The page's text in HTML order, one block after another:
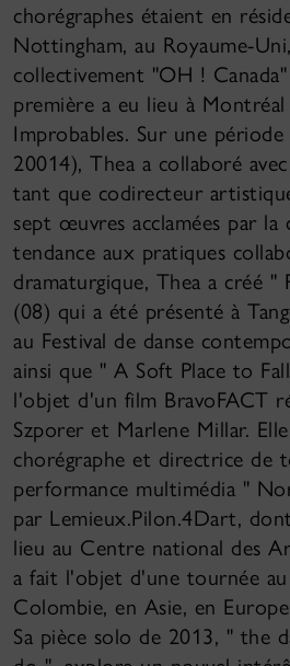
chorégraphes étaient en
Nottingham, au Royaume-
collectivement "OH !
première a eu lieu à Montréal
Improbables. Sur une
20014), Thea a collaboré
tant que codirecteur
sept œuvres acclamées par
tendance aux pratiques
dramaturgique, Thea a créé "
(08) qui a été présenté à
au Festival de danse
ainsi que " A Soft Place to
l'objet d'un film BravoFACT
Szporer et Marlene Millar.
chorégraphe et directrice de
performance multimédia "
par Lemieux.Pilon.4Dart,
lieu au Centre national des
a fait l'objet d'une tournée
Colombie, en Asie, en
Sa pièce solo de 2013, " the